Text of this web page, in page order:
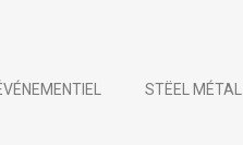
STËEL MÉTAL